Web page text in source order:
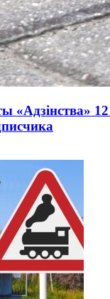
«Адзінства»